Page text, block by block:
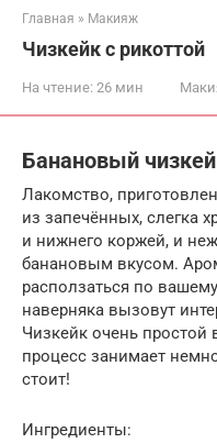
Главная » Макияж
Чизкейк с рикоттой
На чтение: 26 мин
Банановый
Лакомство,
из запечённых, слегка
и нижнего коржей, и
банановым вкусом.
расползаться по
наверняка вызовут
Чизкейк очень простой
процесс занимает
стоит!
Ингредиенты: